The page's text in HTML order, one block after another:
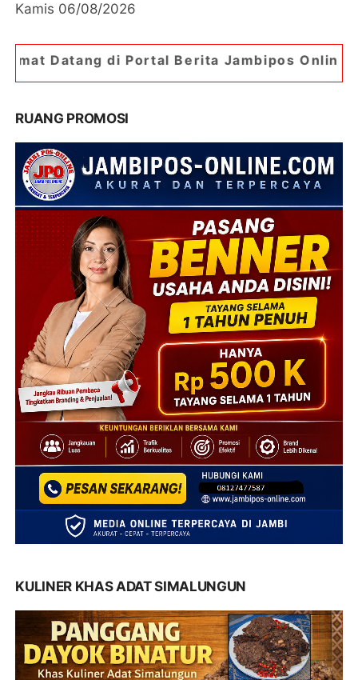
Kamis 06/08/2026
Portal Berita Jambipos Online. Portal Berita
RUANG PROMOSI
KULINER KHAS ADAT SIMALUNGUN